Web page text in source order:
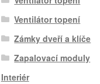
Ventilátor topení
Zámky dveří a klíče
Zapalovací moduly
Interiér